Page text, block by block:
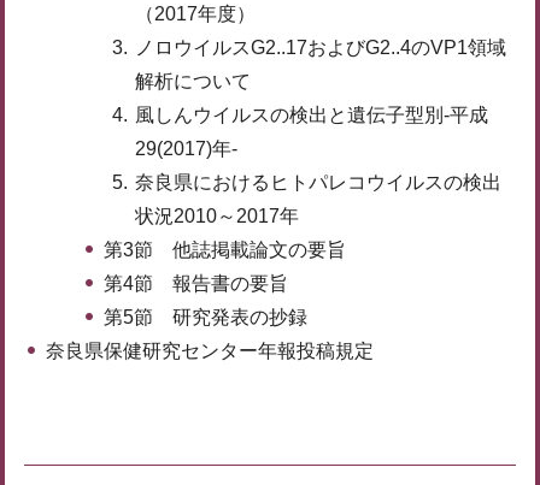
（2017年度）
ノロウイルスG2..17およびG2..4のVP1領域
解析について
風しんウイルスの検出と遺伝子型別-平成
29(2017)年-
奈良県におけるヒトパレコウイルスの検出
状況2010～2017年
第3節 他誌掲載論文の要旨
第4節 報告書の要旨
第5節 研究発表の抄録
奈良県保健研究センター年報投稿規定